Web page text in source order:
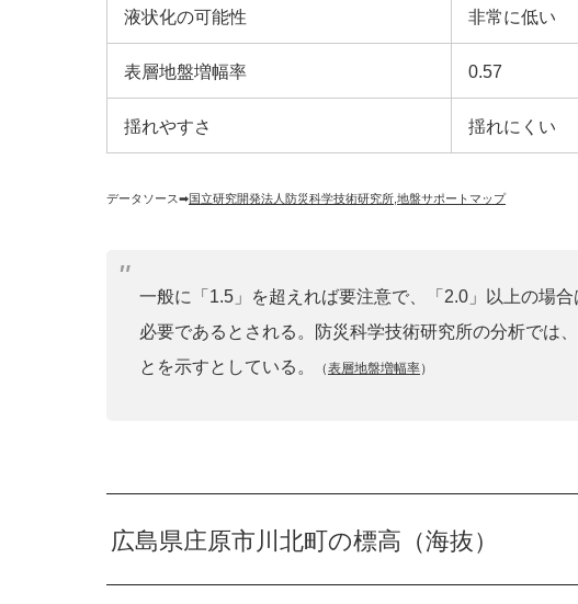
液状化の可能性 非常に低い
表層地盤増幅率 0.57
揺れやすさ 揺れにくい
データソース➡︎国立研究開発法人防災科学技術研究所 地盤サポートマップ
一般に「1.5」を超えれば要注意で、「2.0」以上の場
必要であるとされる。防災科学技術研究所の分析では
とを示すとしている。
（表層地盤増幅率）
広島県庄原市川北町の標高（海抜）